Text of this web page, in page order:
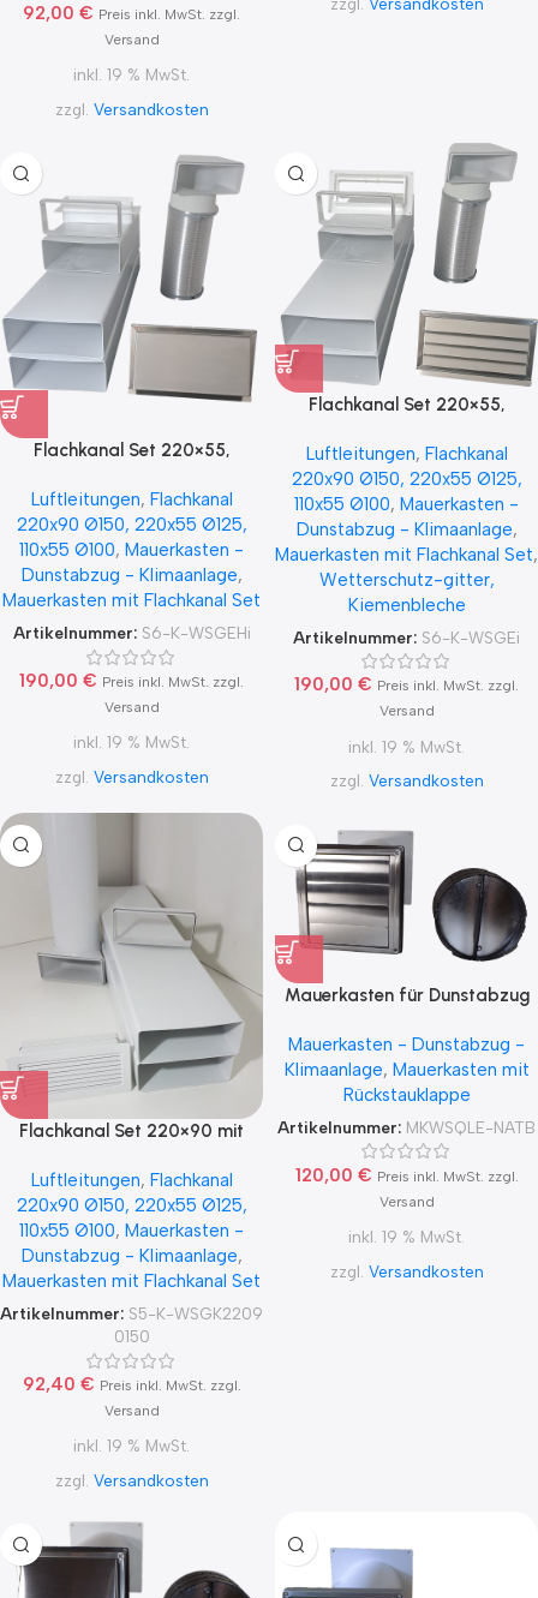
92,00 € Preis inkl. MwSt. zzgl.
Versand
inkl. 19 % MwSt.
zzgl. Versandkosten
zzgl. Versandkosten
Flachkanal Set 220×55,
Wetterschutzgitter S6-K-
WSGEHi, runter zur Haube mit
Aluflex
Luftleitungen, Flachkanal
220x90 Ø150, 220x55 Ø125,
110x55 Ø100, Mauerkasten -
Dunstabzug - Klimaanlage,
Mauerkasten mit Flachkanal Set
Artikelnummer: S6-K-WSGEHi
190,00 € Preis inkl. MwSt. zzgl.
Versand
inkl. 19 % MwSt.
zzgl. Versandkosten
Flachkanal Set 220×55,
Wetterschutzgitter S6-K-
WSGEi, runter zur Haube mit
Aluflex
Luftleitungen, Flachkanal
220x90 Ø150, 220x55 Ø125,
110x55 Ø100, Mauerkasten -
Dunstabzug - Klimaanlage,
Mauerkasten mit Flachkanal Set,
Wetterschutz-gitter,
Kiemenbleche
Artikelnummer: S6-K-WSGEi
190,00 € Preis inkl. MwSt. zzgl.
Versand
inkl. 19 % MwSt.
zzgl. Versandkosten
Flachkanal Set 220×90 mit
Kunststoff für direkten
Anschluss an Flachkanal S5-K-
WSGK22090150
Luftleitungen, Flachkanal
220x90 Ø150, 220x55 Ø125,
110x55 Ø100, Mauerkasten -
Dunstabzug - Klimaanlage,
Mauerkasten mit Flachkanal Set
Artikelnummer: S5-K-WSGK2209
0150
92,40 € Preis inkl. MwSt. zzgl.
Versand
inkl. 19 % MwSt.
zzgl. Versandkosten
Mauerkasten für Dunstabzug
Teleskoprohr
Mauerkasten - Dunstabzug -
Klimaanlage, Mauerkasten mit
Rückstauklappe
Artikelnummer: MKWSQLE-NATB
120,00 € Preis inkl. MwSt. zzgl.
Versand
inkl. 19 % MwSt.
zzgl. Versandkosten